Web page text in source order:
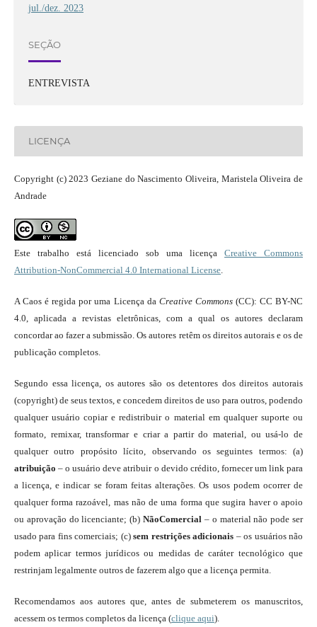
jul./dez. 2023
SEÇÃO
ENTREVISTA
LICENÇA
Copyright (c) 2023 Geziane do Nascimento Oliveira, Maristela Oliveira de
Andrade
Este trabalho está licenciado sob uma licençaCreative Commons
Attribution-NonCommercial 4.0 International License.
A Caos é regida por uma Licença da Creative Commons(CC): CC BY-NC
4.0, aplicada a revistas eletrônicas, com a qual os autores declaram
concordar ao fazer a submissão. Os autores retêm os direitos autorais e os de
publicação completos.
Segundo essa licença, os autores são os detentores dos direitos autorais
(copyright) de seus textos, e concedem direitos de uso para outros, podendo
qualquer usuário copiar e redistribuir o material em qualquer suporte ou
formato, remixar, transformar e criar a partir do material, ou usá-lo de
qualquer outro propósito lícito, observando os seguintes termos: (a)
atribuição – o usuário deve atribuir o devido crédito, fornecer um link para
a licença, e indicar se foram feitas alterações. Os usos podem ocorrer de
qualquer forma razoável, mas não de uma forma que sugira haver o apoio
ou aprovação do licenciante; (b)NãoComercial – o material não pode ser
usado para fins comerciais; (c)sem restrições adicionais – os usuários não
podem aplicar termos jurídicos ou medidas de caráter tecnológico que
restrinjam legalmente outros de fazerem algo que a licença permita.
Recomendamos aos autores que, antes de submeterem os manuscritos,
acessem os termos completos da licença (clique aqui).